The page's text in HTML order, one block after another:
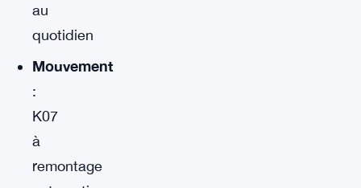
au
quotidien
Mouvement
:
K07
à
remontage